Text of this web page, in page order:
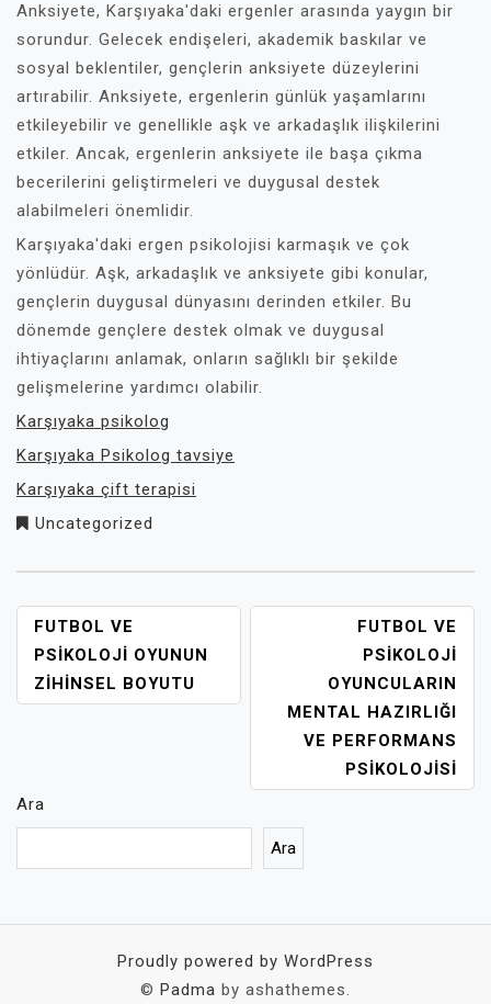
Anksiyete, Karşıyaka'daki ergenler arasında yaygın bir
sorundur. Gelecek endişeleri, akademik baskılar ve
sosyal beklentiler, gençlerin anksiyete düzeylerini
artırabilir. Anksiyete, ergenlerin günlük yaşamlarını
etkileyebilir ve genellikle aşk ve arkadaşlık ilişkilerini
etkiler. Ancak, ergenlerin anksiyete ile başa çıkma
becerilerini geliştirmeleri ve duygusal destek
alabilmeleri önemlidir.
Karşıyaka'daki ergen psikolojisi karmaşık ve çok
yönlüdür. Aşk, arkadaşlık ve anksiyete gibi konular,
gençlerin duygusal dünyasını derinden etkiler. Bu
dönemde gençlere destek olmak ve duygusal
ihtiyaçlarını anlamak, onların sağlıklı bir şekilde
gelişmelerine yardımcı olabilir.
Karşıyaka psikolog
Karşıyaka Psikolog tavsiye
Karşıyaka çift terapisi
Uncategorized
YAZI
GEZINMESI
FUTBOL VE
PSIKOLOJI OYUNUN
ZIHINSEL BOYUTU
FUTBOL VE
PSIKOLOJI
OYUNCULARIN
MENTAL HAZIRLIĞI
VE PERFORMANS
PSIKOLOJISI
Ara
Ara
Proudly powered by WordPress
© Padma by ashathemes.